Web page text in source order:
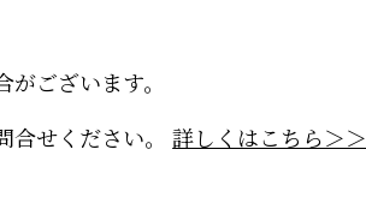
ございます。
合せください。詳しくはこちら＞＞